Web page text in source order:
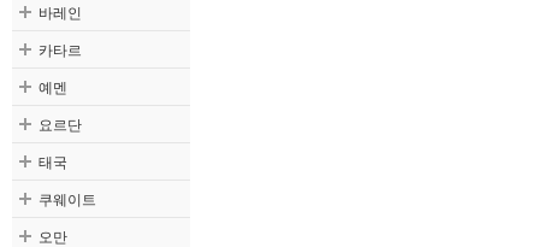
바레인
카타르
예멘
요르단
태국
쿠웨이트
오만